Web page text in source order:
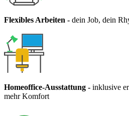
Flexibles Arbeiten - dein Job, dein
Homeoffice-Ausstattung - inklusive
mehr Komfort